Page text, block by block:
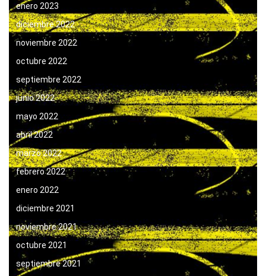
enero 2023
diciembre 2022
noviembre 2022
octubre 2022
septiembre 2022
junio 2022
mayo 2022
abril 2022
marzo 2022
febrero 2022
enero 2022
diciembre 2021
noviembre 2021
octubre 2021
septiembre 2021